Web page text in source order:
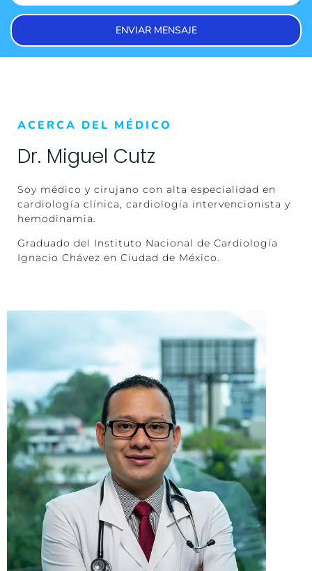
ENVIAR MENSAJE
ACERCA DEL MÉDICO
Dr. Miguel Cutz
Soy médico y cirujano con alta especialidad en
cardiología clínica, cardiología intervencionista y
hemodinamia.
Graduado del Instituto Nacional de Cardiología
Ignacio Chávez en Ciudad de México.